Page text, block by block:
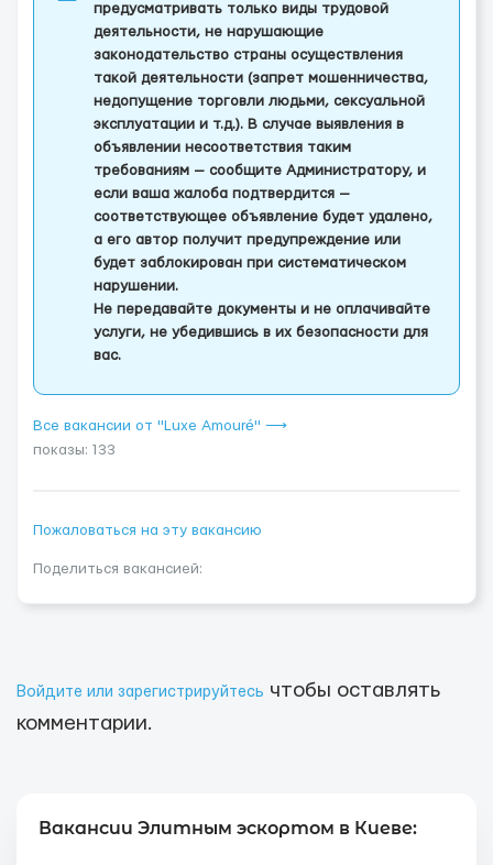
предусматривать только виды трудовой
деятельности, не нарушающие
законодательство страны осуществления
такой деятельности (запрет мошенничества,
недопущение торговли людьми, сексуальной
эксплуатации и т.д.). В случае выявления в
объявлении несоответствия таким
требованиям — сообщите Администратору, и
если ваша жалоба подтвердится —
соответствующее объявление будет удалено,
а его автор получит предупреждение или
будет заблокирован при систематическом
нарушении.
Не передавайте документы и не оплачивайте
услуги, не убедившись в их безопасности для
вас.
Все вакансии от "Luxe Amouré" ⟶
показы: 133
Пожаловаться на эту вакансию
Поделиться вакансией:
Войдите или зарегистрируйтесь чтобы оставлять
комментарии.
Вакансии Элитным эскортом в Киеве: